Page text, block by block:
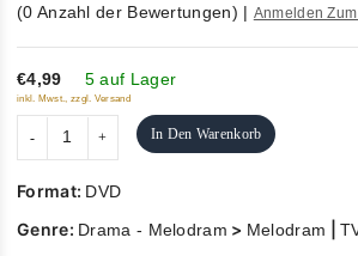
out
of
5
(0 Anzahl der Bewertungen) | Anmelden
€4,99 5 auf Lager
inkl. Mwst., zzgl. Versand
In Den Warenkorb
Format: DVD
Genre: Drama - Melodram > Melodram |